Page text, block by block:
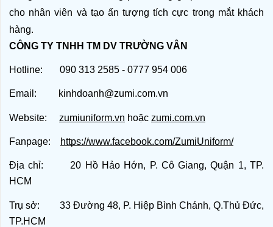
cho nhân viên và tạo ấn tượng tích cực trong mắt khách
hàng.
CÔNG TY TNHH TM DV TRƯỜNG VÂN
Hotline: 090 313 2585 - 0777 954 006
Email: kinhdoanh@zumi.com.vn
Website: zumiuniform.vn hoặc zumi.com.vn
Fanpage: https://www.facebook.com/ZumiUniform/
Địa chỉ: 20 Hồ Hảo Hớn, P. Cô Giang, Quận 1, TP.
HCM
Trụ sở: 33 Đường 48, P. Hiệp Bình Chánh, Q.Thủ Đức,
TP.HCM